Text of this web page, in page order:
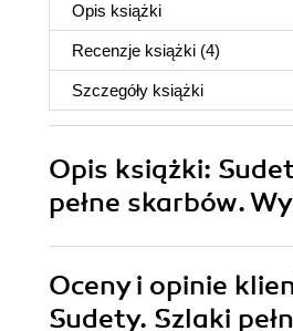
Opis książki
Recenzje książki (4)
Szczegóły książki
Opis książki:
pełne skarbów.
Oceny i opinie
Sudety. Szlaki